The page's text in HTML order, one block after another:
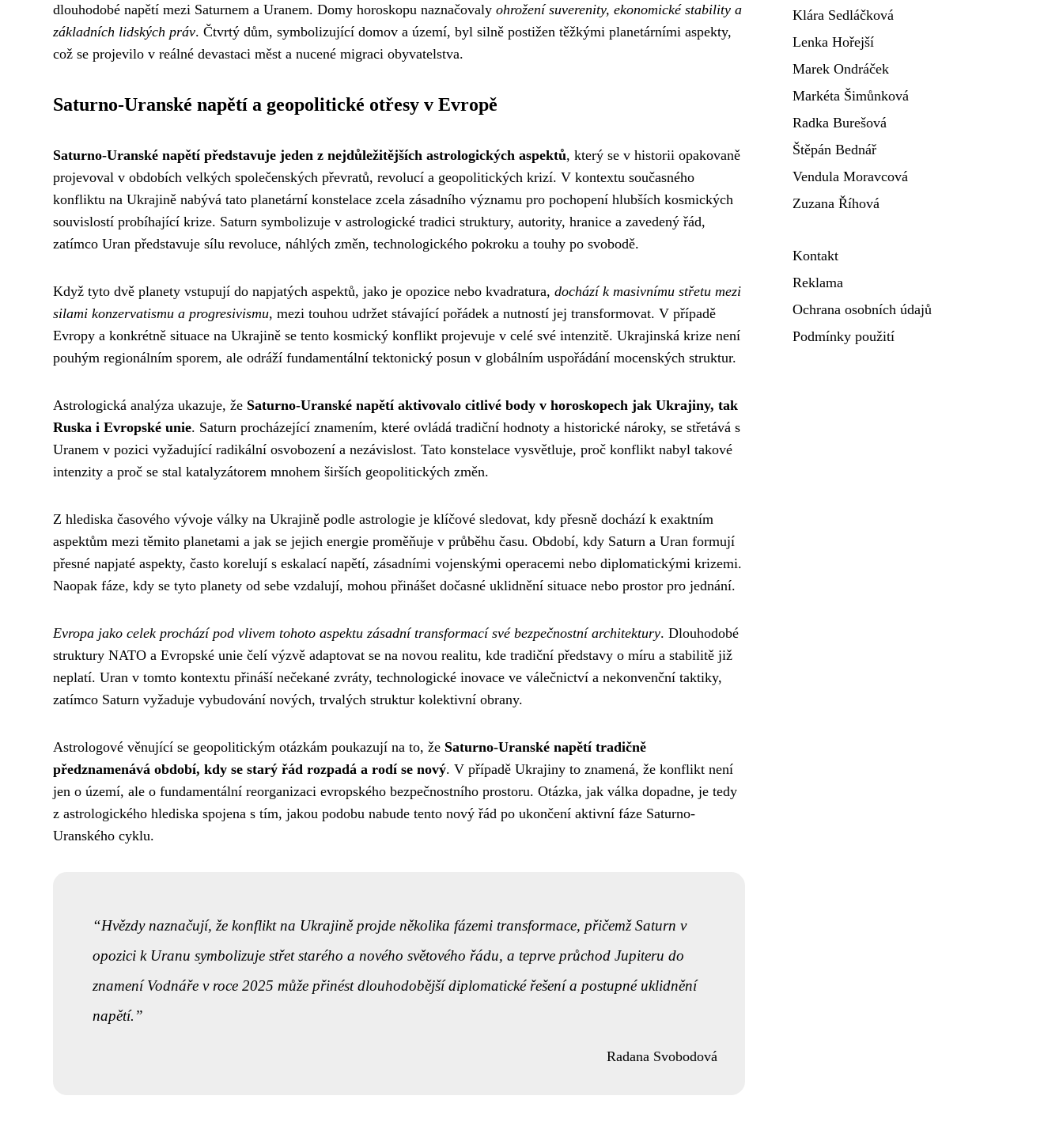
dlouhodobé napětí mezi Saturnem a Uranem. Domy horoskopu naznačovaly ohrožení suverenity, ekonomické stability a
základních lidských práv. Čtvrtý dům, symbolizující domov a území, byl silně postižen těžkými planetárními aspekty,
což se projevilo v reálné devastaci měst a nucené migraci obyvatelstva.
Saturno-Uranské napětí a geopolitické otřesy v Evropě
Saturno-Uranské napětí představuje jeden z nejdůležitějších astrologických aspektů, který se v historii opakovaně
projevoval v obdobích velkých společenských převratů, revolucí a geopolitických krizí. V kontextu současného
konfliktu na Ukrajině nabývá tato planetární konstelace zcela zásadního významu pro pochopení hlubších kosmických
souvislostí probíhající krize. Saturn symbolizuje v astrologické tradici struktury, autority, hranice a zavedený řád,
zatímco Uran představuje sílu revoluce, náhlých změn, technologického pokroku a touhy po svobodě.
Když tyto dvě planety vstupují do napjatých aspektů, jako je opozice nebo kvadratura, dochází k masivnímu střetu mezi
silami konzervatismu a progresivismu, mezi touhou udržet stávající pořádek a nutností jej transformovat. V případě
Evropy a konkrétně situace na Ukrajině se tento kosmický konflikt projevuje v celé své intenzitě. Ukrajinská krize není
pouhým regionálním sporem, ale odráží fundamentální tektonický posun v globálním uspořádání mocenských struktur.
Astrologická analýza ukazuje, že Saturno-Uranské napětí aktivovalo citlivé body v horoskopech jak Ukrajiny, tak
Ruska i Evropské unie. Saturn procházející znamením, které ovládá tradiční hodnoty a historické nároky, se střetává s
Uranem v pozici vyžadující radikální osvobození a nezávislost. Tato konstelace vysvětluje, proč konflikt nabyl takové
intenzity a proč se stal katalyzátorem mnohem širších geopolitických změn.
Z hlediska časového vývoje války na Ukrajině podle astrologie je klíčové sledovat, kdy přesně dochází k exaktním
aspektům mezi těmito planetami a jak se jejich energie proměňuje v průběhu času. Období, kdy Saturn a Uran formují
přesné napjaté aspekty, často korelují s eskalací napětí, zásadními vojenskými operacemi nebo diplomatickými krizemi.
Naopak fáze, kdy se tyto planety od sebe vzdalují, mohou přinášet dočasné uklidnění situace nebo prostor pro jednání.
Evropa jako celek prochází pod vlivem tohoto aspektu zásadní transformací své bezpečnostní architektury. Dlouhodobé
struktury NATO a Evropské unie čelí výzvě adaptovat se na novou realitu, kde tradiční představy o míru a stabilitě již
neplatí. Uran v tomto kontextu přináší nečekané zvráty, technologické inovace ve válečnictví a nekonvenční taktiky,
zatímco Saturn vyžaduje vybudování nových, trvalých struktur kolektivní obrany.
Astrologové věnující se geopolitickým otázkám poukazují na to, že Saturno-Uranské napětí tradičně
předznamenává období, kdy se starý řád rozpadá a rodí se nový. V případě Ukrajiny to znamená, že konflikt není
jen o území, ale o fundamentální reorganizaci evropského bezpečnostního prostoru. Otázka, jak válka dopadne, je tedy
z astrologického hlediska spojena s tím, jakou podobu nabude tento nový řád po ukončení aktivní fáze Saturno-
Uranského cyklu.
Hvězdy naznačují, že konflikt na Ukrajině projde několika fázemi transformace, přičemž Saturn v
opozici k Uranu symbolizuje střet starého a nového světového řádu, a teprve průchod Jupiteru do
znamení Vodnáře v roce 2025 může přinést dlouhodobější diplomatické řešení a postupné uklidnění
napětí.
Radana Svobodová
Klára Sedláčková
Lenka Hořejší
Marek Ondráček
Markéta Šimůnková
Radka Burešová
Štěpán Bednář
Vendula Moravcová
Zuzana Říhová
Kontakt
Reklama
Ochrana osobních údajů
Podmínky použití